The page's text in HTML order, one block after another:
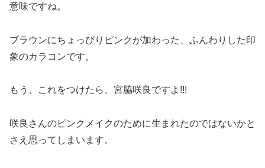
意味ですね。
ブラウンにちょっぴりピンクが加わった、ふんわりした印
象のカラコンです。
もう、これをつけたら、宮脇咲良ですよ!!!
咲良さんのピンクメイクのために生まれたのではないかと
さえ思ってしまいます。